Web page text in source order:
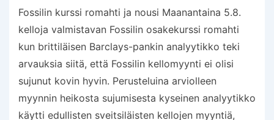
Fossilin kurssi romahti ja nousi Maanantaina 5.8.
kelloja valmistavan Fossilin osakekurssi romahti
kun brittiläisen Barclays-pankin analyytikko teki
arvauksia siitä, että Fossilin kellomyynti ei olisi
sujunut kovin hyvin. Perusteluina arviolleen
myynnin heikosta sujumisesta kyseinen analyytikko
käytti edullisten sveitsiläisten kellojen myyntiä,